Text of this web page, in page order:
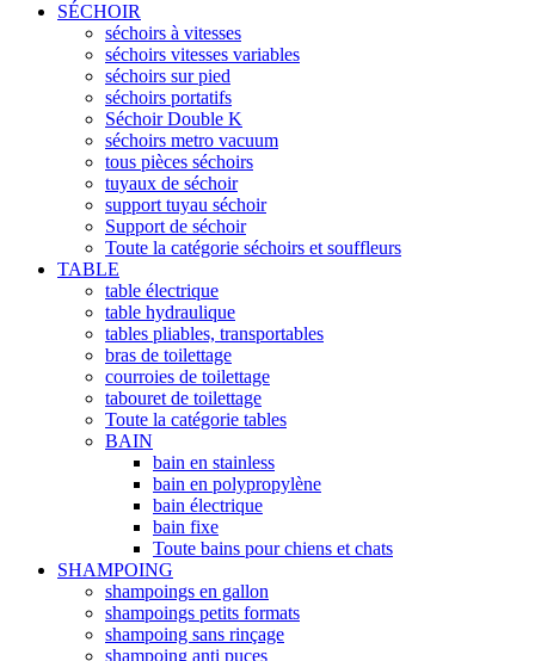
SÉCHOIR
séchoirs à vitesses
séchoirs vitesses variables
séchoirs sur pied
séchoirs portatifs
Séchoir Double K
séchoirs metro vacuum
tous pièces séchoirs
tuyaux de séchoir
support tuyau séchoir
Support de séchoir
Toute la catégorie séchoirs et souffleurs
TABLE
table électrique
table hydraulique
tables pliables, transportables
bras de toilettage
courroies de toilettage
tabouret de toilettage
Toute la catégorie tables
BAIN
bain en stainless
bain en polypropylène
bain électrique
bain fixe
Toute bains pour chiens et chats
SHAMPOING
shampoings en gallon
shampoings petits formats
shampoing sans rinçage
shampoing anti puces